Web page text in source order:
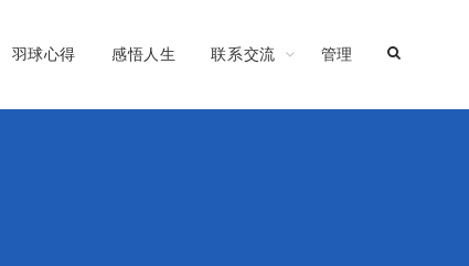
羽球心得 感悟人生 联系交流 管理